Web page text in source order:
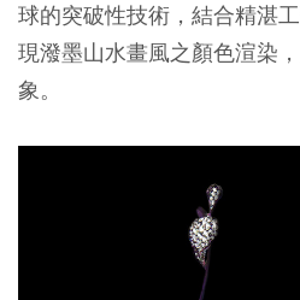
球的突破性技術，結合精湛
現潑墨山水畫風之顏色渲染
象。